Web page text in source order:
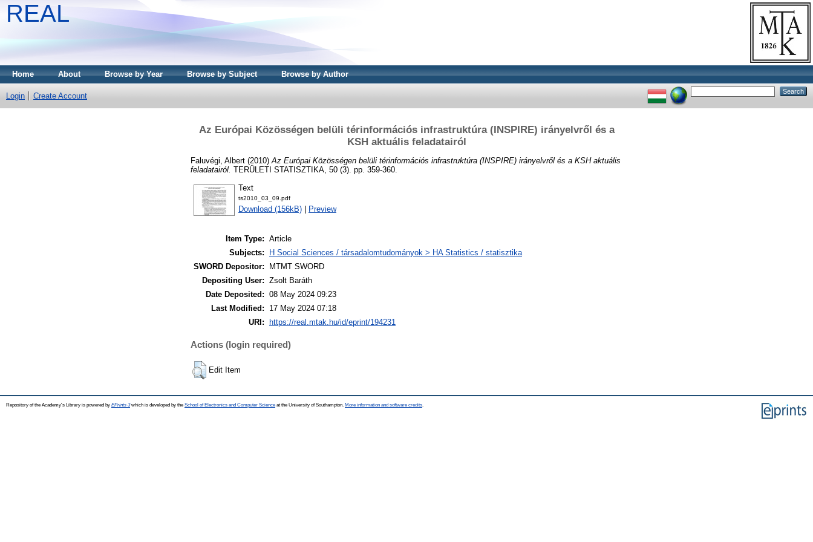
REAL
Home About Browse by Year Browse by Subject Browse by Author
Login Create Account
Az Európai Közösségen belüli térinformációs infrastruktúra (INSPIRE) irányelvről és a
KSH aktuális feladatairól
Faluvégi, Albert (2010) Az Európai Közösségen belüli térinformációs infrastruktúra (INSPIRE) irányelvről és a KSH aktuális
feladatairól. TERÜLETI STATISZTIKA, 50 (3). pp. 359-360.
Text
ts2010_03_09.pdf
Download (156kB) Preview
Item Type: Article
Subjects:
H Social Sciences / társadalomtudományok > HA Statistics / statisztika
SWORD Depositor:
MTMT SWORD
Depositing User: Zsolt Baráth
Date Deposited: 08 May 2024 09:23
Last Modified:
17 May 2024 07:18
URI:
https://real.mtak.hu/id/eprint/194231
Actions (login required)
Edit Item
Repository of the Academy's Library is powered by EPrints 3which is developed by the School of Electronics and Computer Science at the University of Southampton. More information and software credits